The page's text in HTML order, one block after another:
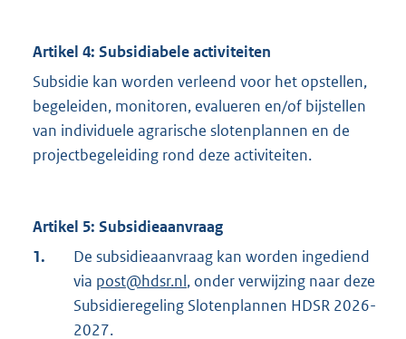
Artikel 4: Subsidiabele activiteiten
Subsidie kan worden verleend voor het opstellen,
begeleiden, monitoren, evalueren en/of bijstellen
van individuele agrarische slotenplannen en de
projectbegeleiding rond deze activiteiten.
Artikel 5: Subsidieaanvraag
1.
De subsidieaanvraag kan worden ingediend
via post@hdsr.nl, onder verwijzing naar deze
Subsidieregeling Slotenplannen HDSR 2026-
2027.